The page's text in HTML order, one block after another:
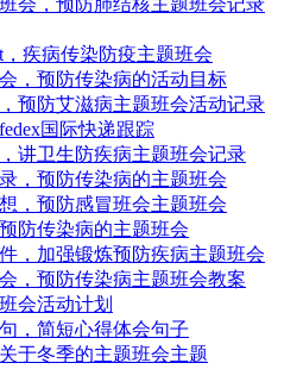
会，预防肺结核主题班会记录
疾病传染防疫主题班会
，预防传染病的活动目标
预防艾滋病主题班会活动记录
国际快递跟踪
讲卫生防疾病主题班会记录
，预防传染病的主题班会
，预防感冒班会主题班会
防传染病的主题班会
，加强锻炼预防疾病主题班会
，预防传染病主题班会教案
会活动计划
，简短心得体会句子
于冬季的主题班会主题